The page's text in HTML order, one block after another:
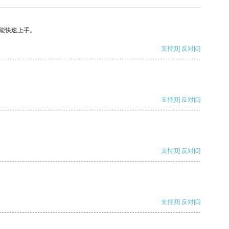
快速上手。
支持[0] 反对[0]
支持[0] 反对[0]
支持[0] 反对[0]
支持[0] 反对[0]